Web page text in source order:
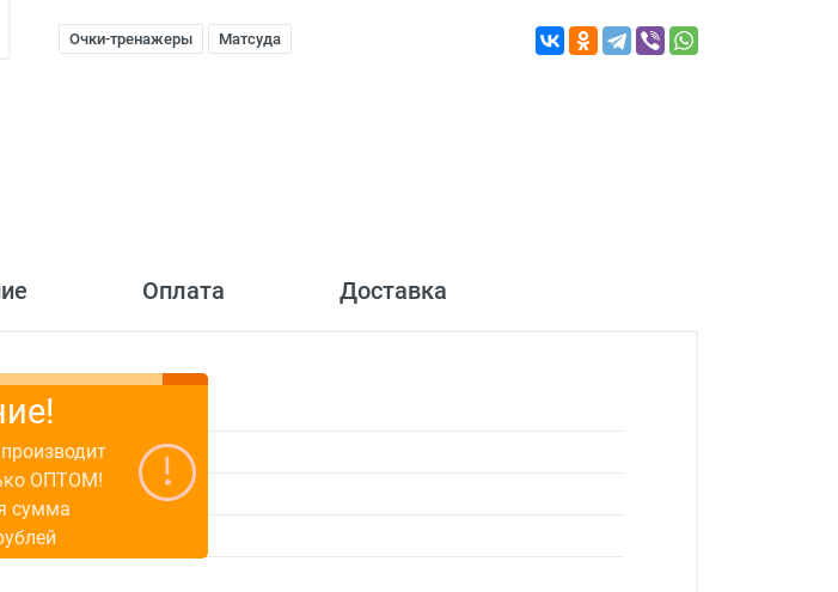
Очки-тренажеры Матсуда
Оплата Доставка
ОПТОМ!
сумма